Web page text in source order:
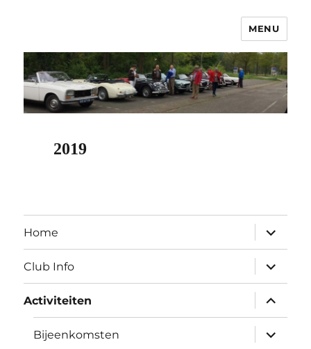
OCNC – Oldtimer Club Nuenen
Classics
MENU
2019
Home
Club Info
Activiteiten
Bijeenkomsten